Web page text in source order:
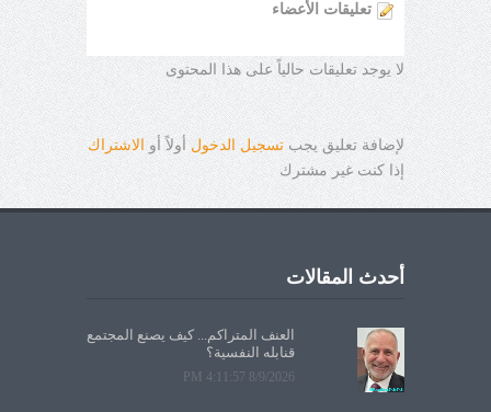
تعليقات الأعضاء
لا يوجد تعليقات حالياً على هذا المحتوى
لإضافة تعليق يجب تسجيل الدخول أولاً أو
الاشتراك
إذا كنت غير مشترك
أحدث المقالات
العنف المتراكم... كيف يصنع المجتمع
قنابله النفسية؟
8/9/2026 4:11:57 PM